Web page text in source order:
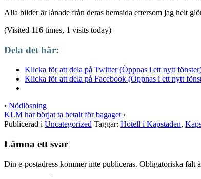
Alla bilder är lånade från deras hemsida eftersom jag helt
(Visited 116 times, 1 visits today)
Dela det här:
Klicka för att dela på Twitter (Öppnas i ett nytt
Klicka för att dela på Facebook (Öppnas i ett nytt
‹ Nödlösning
KLM har börjat ta betalt för bagaget ›
Publicerad i Uncategorized Taggar: Hotell i Kapstaden,
Lämna ett svar
Din e-postadress kommer inte publiceras. Obligatoriska fält